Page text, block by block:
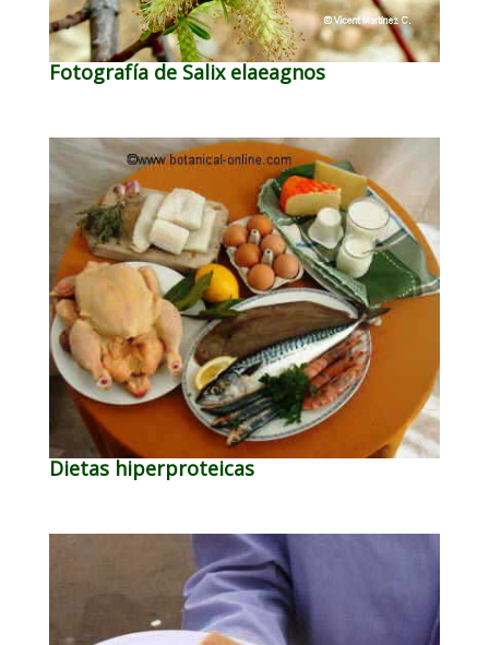
Fotografía de Salix elaeagnos
Dietas hiperproteicas